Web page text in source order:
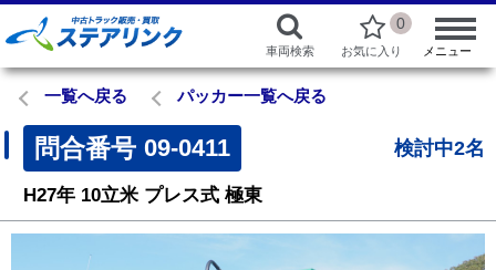
車両検索
0
お気に入り メニュー
一覧へ戻る パッカー一覧へ戻る
問合番号 09-0411 検討中2名
H27年 10立米 プレス式 極東